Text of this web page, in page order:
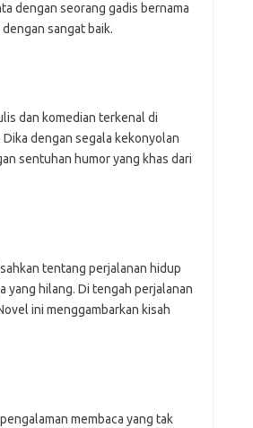
dengan seorang gadis bernama
sangat baik.
dan komedian terkenal di
dengan segala kekonyolan
sentuhan humor yang khas dari
tentang perjalanan hidup
yang hilang. Di tengah perjalanan
ini menggambarkan kisah
membaca yang tak